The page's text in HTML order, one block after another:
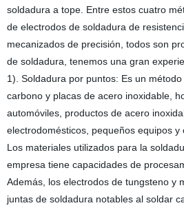
soldadura a tope. Entre estos cuatro
de electrodos de soldadura de
mecanizados de precisión, todos son
de soldadura, tenemos una gran
1). Soldadura por puntos: Es un
carbono y placas de acero inoxidable,
automóviles, productos de acero
electrodomésticos, pequeños equipos y
Los materiales utilizados para la
empresa tiene capacidades de
Además, los electrodos de tungsteno y
juntas de soldadura notables al soldar